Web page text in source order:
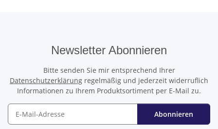
Newsletter Abonnieren
Bitte senden Sie mir entsprechend Ihrer
Datenschutzerklärung regelmäßig und jederzeit widerruflich
Informationen zu Ihrem Produktsortiment per E-Mail zu.
Abonnieren